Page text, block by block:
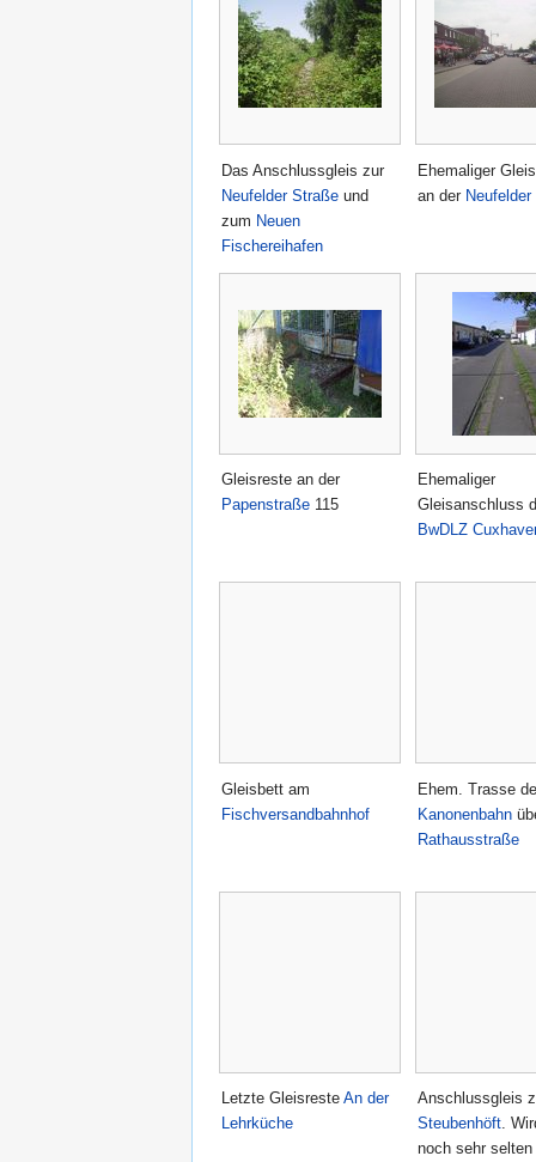
Das Anschlussgleis zur
Neufelder Straße und
zum Neuen
Fischereihafen
Ehemaliger
an der
Gleisreste an der
Papenstraße 115
Ehemaliger
Gleisanschluss
BwDLZ
Gleisbett am
Fischversandbahnhof
Ehem. Trasse
Kanonenbahn
Rathausstraße
Letzte Gleisreste An der
Lehrküche
Anschlussgleis
Steubenhöft.
noch sehr